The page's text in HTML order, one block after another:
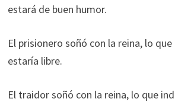
estará de buen humor.
El prisionero soñó con la reina, lo
estaría libre.
El traidor soñó con la reina, lo que